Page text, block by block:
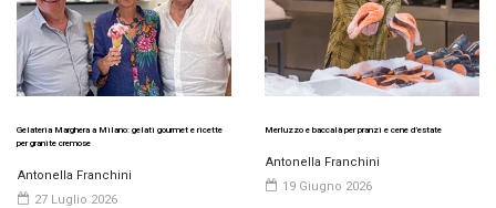
Gelateria Marghera a Milano: gelati gourmet e ricette
per granite cremose
Antonella Franchini
27 Luglio 2026
Merluzzo e baccalà per pranzi e cene d’estate
Antonella Franchini
19 Giugno 2026